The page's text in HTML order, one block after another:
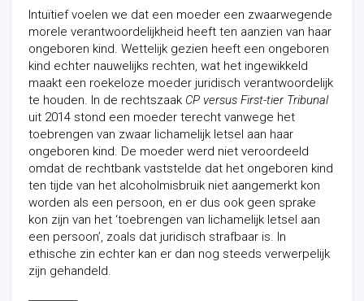
Intuïtief voelen we dat een moeder een zwaarwegende
morele verantwoordelijkheid heeft ten aanzien van haar
ongeboren kind. Wettelijk gezien heeft een ongeboren
kind echter nauwelijks rechten, wat het ingewikkeld
maakt een roekeloze moeder juridisch verantwoordelijk
te houden. In de rechtszaak CP versus First-tier Tribunal
uit 2014 stond een moeder terecht vanwege het
toebrengen van zwaar lichamelijk letsel aan haar
ongeboren kind. De moeder werd niet veroordeeld
omdat de rechtbank vaststelde dat het ongeboren kind
ten tijde van het alcoholmisbruik niet aangemerkt kon
worden als een persoon, en er dus ook geen sprake
kon zijn van het ‘toebrengen van lichamelijk letsel aan
een persoon’, zoals dat juridisch strafbaar is. In
ethische zin echter kan er dan nog steeds verwerpelijk
zijn gehandeld.